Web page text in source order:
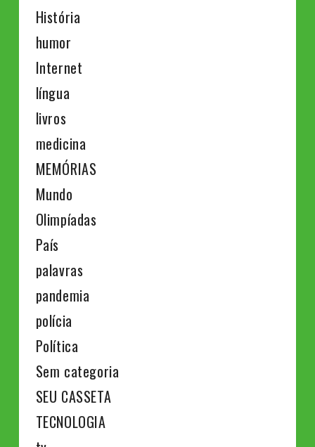
História
humor
Internet
língua
livros
medicina
MEMÓRIAS
Mundo
Olimpíadas
País
palavras
pandemia
polícia
Política
Sem categoria
SEU CASSETA
TECNOLOGIA